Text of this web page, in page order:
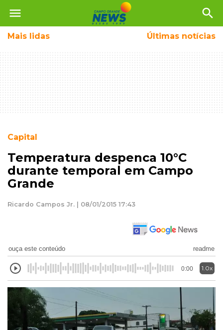
menu search
Mais lidas Últimas notícias
Capital
Temperatura despenca 10°C
durante temporal em Campo
Grande
Ricardo Campos Jr. | 08/01/2015 17:43
ouça este conteúdo readme
0:00 1.0x